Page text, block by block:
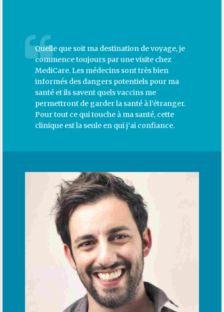
Quelle que soit ma destination de voyage, je
commence toujours par une visite chez
MediCare. Les médecins sont très bien
informés des dangers potentiels pour ma
santé et ils savent quels vaccins me
permettront de garder la santé à l’étranger.
Pour tout ce qui touche à ma santé, cette
clinique est la seule en qui j’ai confiance.